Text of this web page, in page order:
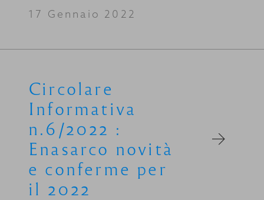
17 Gennaio 2022
Circolare
Informativa
n.6/2022 :
Enasarco novità
e conferme per
il 2022